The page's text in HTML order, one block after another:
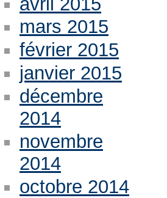
mars 2015
février 2015
janvier 2015
décembre
2014
novembre
2014
octobre 2014